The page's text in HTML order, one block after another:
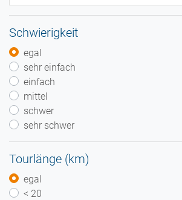
Schwierigkeit
egal
sehr einfach
einfach
mittel
schwer
sehr schwer
Tourlänge (km)
egal
< 20